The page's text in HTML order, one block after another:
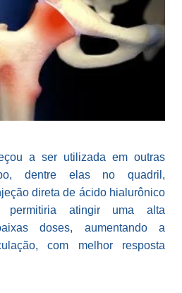
a ser utilizada em outras
dentre elas no quadril,
direta de ácido hialurônico
permitiria atingir uma alta
doses, aumentando a
com melhor resposta